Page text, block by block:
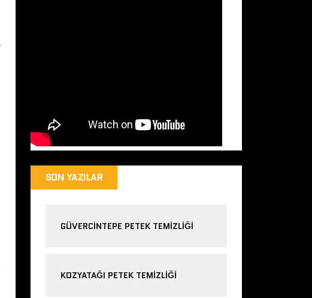
SON YAZILAR
GÜVERCINTEPE PETEK TEMIZLIĞI
KOZYATAĞI PETEK TEMIZLIĞI